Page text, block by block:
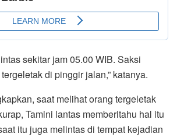
sekitar jam 05.00 WIB. Saksi
di pinggir jalan,” katanya.
saat melihat orang tergeletak
Tamini lantas memberitahu hal itu
itu juga melintas di tempat kejadian